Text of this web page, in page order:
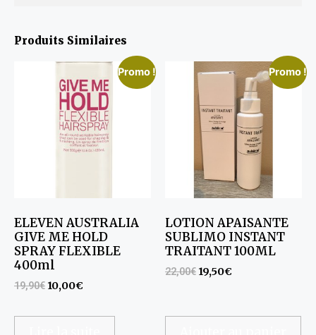
Produits Similaires
Promo !
ELEVEN AUSTRALIA
GIVE ME HOLD
SPRAY FLEXIBLE
400ml
19,90€ 10,00€
Promo !
LOTION APAISANTE
SUBLIMO INSTANT
TRAITANT 100ML
22,00€ 19,50€